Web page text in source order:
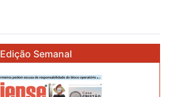
Edição Semanal